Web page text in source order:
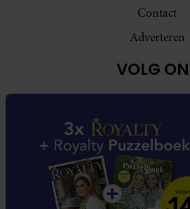
Contact
Adverteren
VOLG
Royalty participeert in diverse affiliate
dat Royalty commissies ontvangt voor
Deze website wordt niet gesponsord door de